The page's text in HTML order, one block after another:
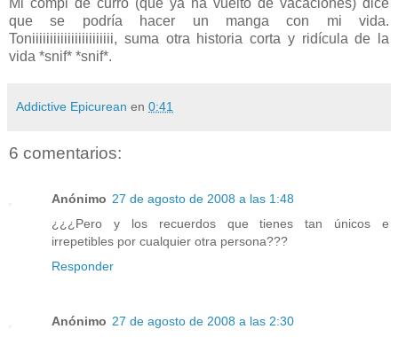
que se podría hacer un manga con mi vida.
Toniiiiiiiiiiiiiiiiiiiiiii, suma otra historia corta y ridícula de la
vida *snif* *snif*.
Addictive Epicurean en 0:41
6 comentarios:
Anónimo 27 de agosto de 2008 a las 1:48
¿¿¿Pero y los recuerdos que tienes tan únicos e
irrepetibles por cualquier otra persona???
Responder
Anónimo 27 de agosto de 2008 a las 2:30